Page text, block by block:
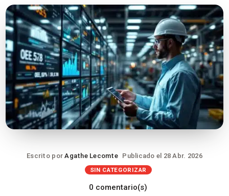
Escrito porAgathe Lecomte Publicado el 28 Abr. 2026
SIN CATEGORIZAR
0 comentario(s)